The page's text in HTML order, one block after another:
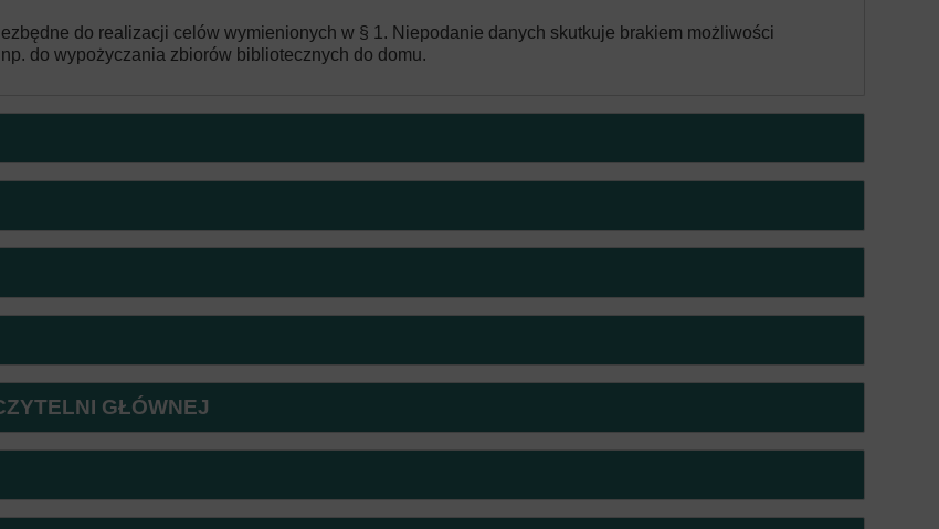
do realizacji celów wymienionych w § 1. Niepodanie danych skutkuje brakiem możliwości
do wypożyczania zbiorów bibliotecznych do domu.
GŁÓWNEJ